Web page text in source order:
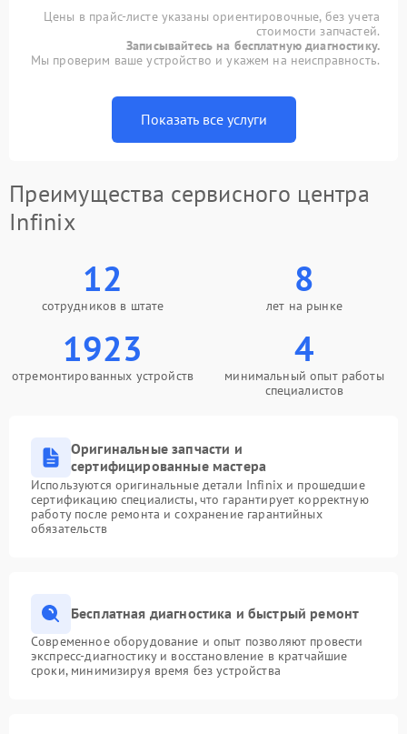
Цены в прайс-листе указаны ориентировочные, без учета
стоимости запчастей.
Записывайтесь на бесплатную диагностику.
Мы проверим ваше устройство и укажем на неисправность.
Показать все услуги
Преимущества сервисного центра
Infinix
12
сотрудников в штате
8
лет на рынке
1923
отремонтированных устройств
4
минимальный опыт работы
специалистов
Оригинальные запчасти и
сертифицированные мастера
Используются оригинальные детали Infinix и прошедшие
сертификацию специалисты, что гарантирует корректную
работу после ремонта и сохранение гарантийных
обязательств
Бесплатная диагностика и быстрый ремонт
Современное оборудование и опыт позволяют провести
экспресс-диагностику и восстановление в кратчайшие
сроки, минимизируя время без устройства